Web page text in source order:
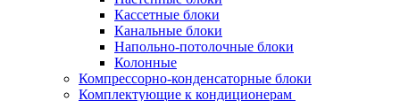
Кассетные блоки
Канальные блоки
Напольно-потолочные блоки
Колонные
Компрессорно-конденсаторные блоки
Комплектующие к кондиционерам